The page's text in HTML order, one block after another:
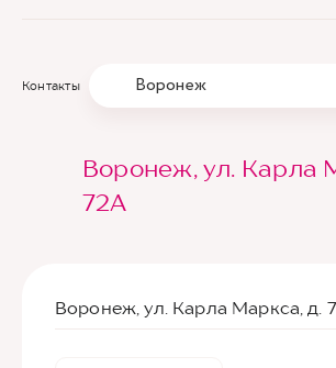
Контакты Воронеж
Воронеж, ул. Карла
72А
Воронеж, ул. Карла Маркса, д.